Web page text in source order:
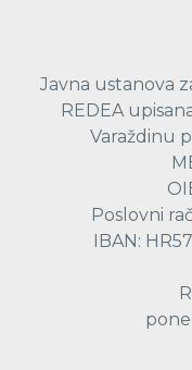
Javna ustanova
REDEA
Varaždinu
Poslovni
IBAN: